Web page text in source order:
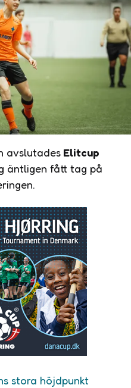
avslutades Elitcup
äntligen fått tag på
stora höjdpunkt